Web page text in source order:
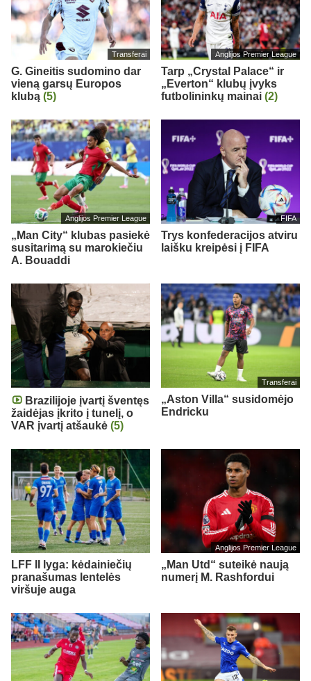
Transferai
G. Gineitis sudomino dar
vieną garsų Europos
klubą (5)
Anglijos Premier League
Tarp „Crystal Palace“ ir
„Everton“ klubų įvyks
futbolininkų mainai (2)
Anglijos Premier League
„Man City“ klubas pasiekė
susitarimą su marokiečiu
A. Bouaddi
FIFA
Trys konfederacijos atviru
laišku kreipėsi į FIFA
Brazilijoje įvartį šventęs
žaidėjas įkrito į tunelį, o
VAR įvartį atšaukė (5)
Transferai
„Aston Villa“ susidomėjo
Endricku
LFF II lyga: kėdainiečių
pranašumas lentelės
viršuje auga
Anglijos Premier League
„Man Utd“ suteikė naują
numerį M. Rashfordui